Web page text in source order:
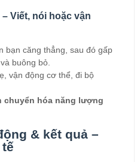
Viết, nói hoặc vận
bạn căng thẳng, sau đó gấp
buông bỏ.
vận động cơ thể, đi bộ
chuyển hóa năng lượng
& kết quả –